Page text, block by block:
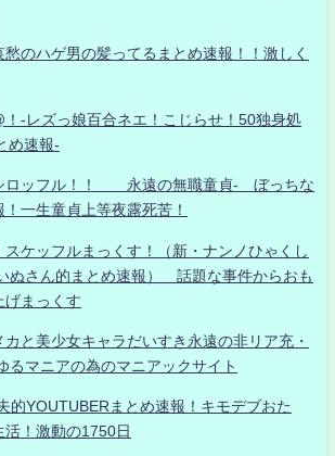
のハゲ男の髪ってるまとめ速報！！激しく
！-レズっ娘百合ネエ！こじらせ！50独身処
め速報-
ロッフル！！ 永遠の無職童貞- ぼっちな
一生童貞上等夜露死苦！
ケッフルまっくす！（新・ナンノひゃくし
ぬさん的まとめ速報） 話題な事件からおも
げまっくす
と美少女キャラだいすき永遠の非リア充・
るマニアの為のマニアックサイト
的YOUTUBERまとめ速報！キモデブおた
活！激動の1750日